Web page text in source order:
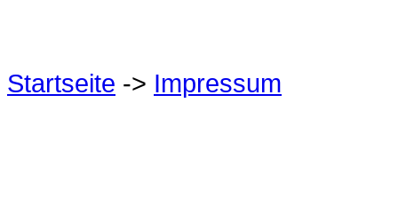
Startseite -> Impressum